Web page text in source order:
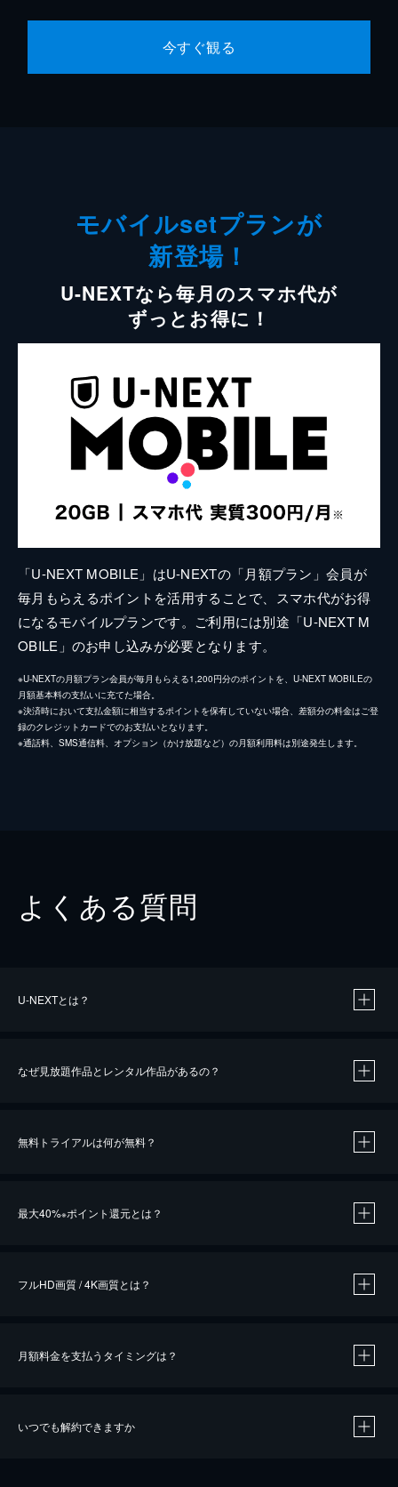
今すぐ観る
モバイルsetプランが
新登場！
U-NEXTなら毎月のスマホ代が
ずっとお得に！
「U-NEXT MOBILE」はU-NEXTの「月額プラン」会員が
毎月もらえるポイントを活用することで、スマホ代がお得
になるモバイルプランです。ご利用には別途「U-NEXT M
OBILE」のお申し込みが必要となります。
※U-NEXTの月額プラン会員が毎月もらえる1,200円分のポイントを、U-NEXT MOBILEの
月額基本料の支払いに充てた場合。
※決済時において支払金額に相当するポイントを保有していない場合、差額分の料金はご登
録のクレジットカードでのお支払いとなります。
※通話料、SMS通信料、オプション（かけ放題など）の月額利用料は別途発生します。
よくある質問
U-NEXTとは？
なぜ見放題作品とレンタル作品があるの？
無料トライアルは何が無料？
最大40%※ポイント還元とは？
※40％ポイント還元の対象は、クレジットカード決済による作品の購入 / レンタルです。
フルHD画質 / 4K画質とは？
月額料金を支払うタイミングは？
いつでも解約できますか